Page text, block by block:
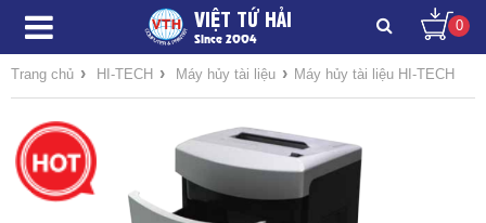
VIỆT TỨ HẢI
Since 2004
0
Trang chủ › HI-TECH › Máy hủy tài liệu › Máy hủy tài liệu HI-TECH